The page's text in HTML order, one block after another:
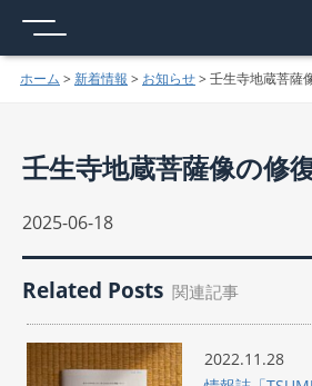
ホーム > 新着情報 > お知らせ> 壬生寺地蔵菩薩
壬生寺地蔵菩薩像の修復
2025-06-18
Related Posts 関連記事
2022.11.28